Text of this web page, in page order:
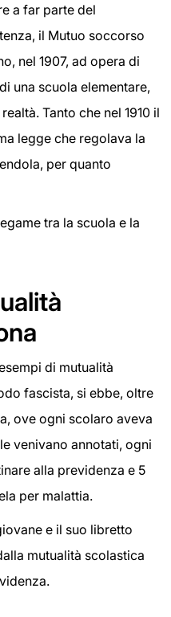
a far parte del
il Mutuo soccorso
nel 1907, ad opera di
una scuola elementare,
Tanto che nel 1910 il
legge che regolava la
per quanto
tra la scuola e la
di mutualità
fascista, si ebbe, oltre
ove ogni scolaro aveva
venivano annotati, ogni
alla previdenza e 5
per malattia.
e il suo libretto
mutualità scolastica